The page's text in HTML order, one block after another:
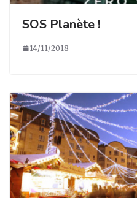
SOS Planète !
14/11/2018